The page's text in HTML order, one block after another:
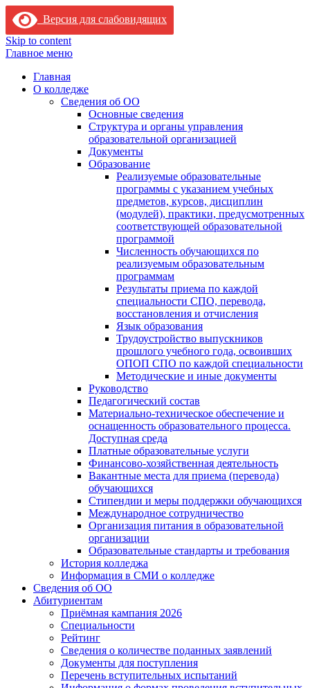
Версия для слабовидящих
Skip to content
Главное меню
Главная
О колледже
Сведения об ОО
Основные сведения
Структура и органы управления
образовательной организацией
Документы
Образование
Реализуемые образовательные
программы с указанием учебных
предметов, курсов, дисциплин
(модулей), практики, предусмотренных
соответствующей образовательной
программой
Численность обучающихся по
реализуемым образовательным
программам
Результаты приема по каждой
специальности СПО, перевода,
восстановления и отчисления
Язык образования
Трудоустройство выпускников
прошлого учебного года, освоивших
ОПОП СПО по каждой специальности
Методические и иные документы
Руководство
Педагогический состав
Материально-техническое обеспечение и
оснащенность образовательного процесса.
Доступная среда
Платные образовательные услуги
Финансово-хозяйственная деятельность
Вакантные места для приема (перевода)
обучающихся
Стипендии и меры поддержки обучающихся
Международное сотрудничество
Организация питания в образовательной
организации
Образовательные стандарты и требования
История колледжа
Информация в СМИ о колледже
Сведения об ОО
Абитуриентам
Приёмная кампания 2026
Специальности
Рейтинг
Сведения о количестве поданных заявлений
Документы для поступления
Перечень вступительных испытаний